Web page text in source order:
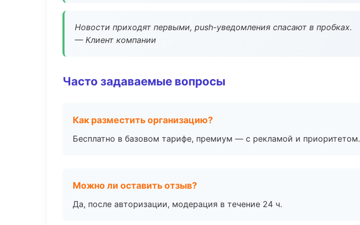
Новости приходят первыми, push-уведомления спасают в пробках.
— Клиент компании
Часто задаваемые вопросы
Как разместить организацию?
Бесплатно в базовом тарифе, премиум — с рекламой и приоритетом.
Можно ли оставить отзыв?
Да, после авторизации, модерация в течение 24 ч.